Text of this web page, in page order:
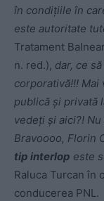
în condițiile în
este autoritate
Tratament
n. red.), dar, ce
corporativă!!!
publică și privată
vedeți și aici?!
Bravoooo, Florin
tip interlop este
Raluca Turcan în
conducerea PNL.